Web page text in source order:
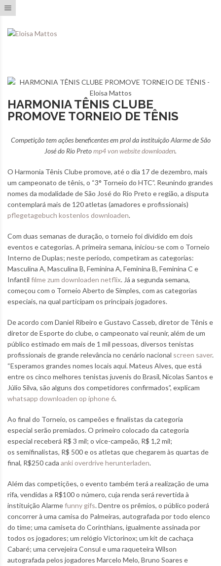
HARMONIA TÊNIS CLUBE
PROMOVE TORNEIO DE TÊNIS
Competição tem ações beneficentes em prol da instituição Alarme de São
José do Rio Pretomp4 von website downloaden.
O Harmonia Tênis Clube promove, até o dia 17 de dezembro, mais
um campeonato de tênis, o “3° Torneio do HTC”. Reunindo grandes
nomes da modalidade de São José do Rio Preto e região, a disputa
contemplará mais de 120 atletas (amadores e profissionais)
pflegetagebuch kostenlos downloaden.
Com duas semanas de duração, o torneio foi dividido em dois
eventos e categorias. A primeira semana, iniciou-se com o Torneio
Interno de Duplas; neste período, competiram as categorias:
Masculina A, Masculina B, Feminina A, Feminina B, Feminina C e
Infantil filme zum downloaden netflix. Já a segunda semana,
começou com o Torneio Aberto de Simples, com as categorias
especiais, na qual participam os principais jogadores.
De acordo com Daniel Ribeiro e Gustavo Casseb, diretor de Tênis e
diretor de Esporte do clube, o campeonato vai reunir, além de um
público estimado em mais de 1 mil pessoas, diversos tenistas
profissionais de grande relevância no cenário nacional screen saver.
“Esperamos grandes nomes locais aqui. Mateus Alves, que está
entre os cinco melhores tenistas juvenis do Brasil, Nicolas Santos e
Júlio Silva, são alguns dos competidores confirmados”, explicam
whatsapp downloaden op iphone 6.
Ao final do Torneio, os campeões e finalistas da categoria
especial serão premiados. O primeiro colocado da categoria
especial receberá R$ 3 mil; o vice-campeão, R$ 1,2 mil;
os semifinalistas, R$ 500 e os atletas que chegarem às quartas de
final, R$250 cada anki overdrive herunterladen.
Além das competições, o evento também terá a realização de uma
rifa, vendidas a R$100 o número, cuja renda será revertida à
instituição Alarmefunny gifs. Dentre os prêmios, o público poderá
concorrer à uma camisa do Palmeiras, autografada por todo elenco
do time; uma camiseta do Corinthians, igualmente assinada por
todos os jogadores; um relógio Victorinox; um kit de cachaça
Cabaré; uma cervejeira Consul e uma raqueteira Wilson
autografada pelos jogadores Marcelo Melo, Bruno Soares e